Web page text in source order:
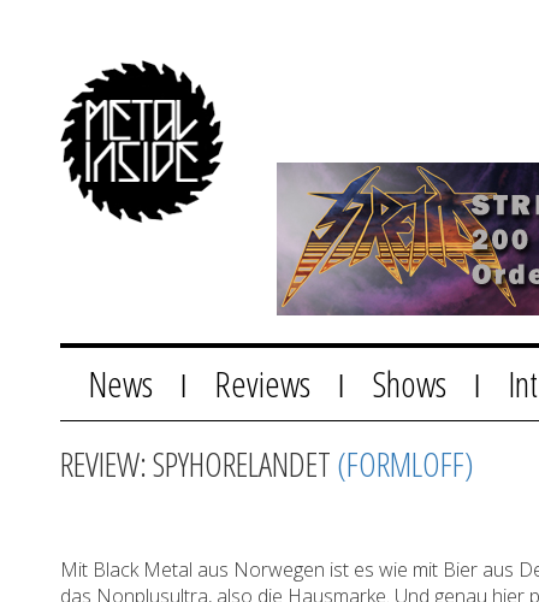
News Reviews Shows
REVIEW: SPYHORELANDET(FORMLOFF)
Mit Black Metal aus Norwegen ist es wie mit Bier aus
das Nonplusultra, also die Hausmarke. Und genau